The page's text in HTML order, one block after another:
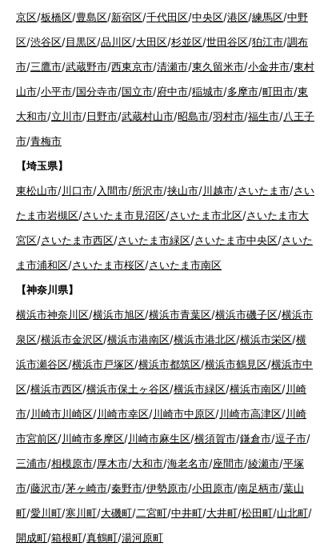
京区/板橋区/豊島区/新宿区/千代田区/中央区/港区/練馬区/中野
区/渋谷区/目黒区/品川区/大田区/杉並区/世田谷区/狛江市/調布
市/三鷹市/武蔵野市/西東京市/清瀬市/東久留米市/小金井市/東村
山市/小平市/国分寺市/国立市/府中市/稲城市/多摩市/町田市/東
大和市/立川市/日野市/武蔵村山市/昭島市/羽村市/福生市/八王子
市/青梅市
【埼玉県】
東松山市/川口市/入間市/所沢市/挟山市/川越市/さいたま市/さい
たま市岩槻区/さいたま市見沼区/さいたま市北区/さいたま市大
宮区/さいたま市西区/さいたま市緑区/さいたま市中央区/さいた
ま市浦和区/さいたま市桜区/さいたま市南区
【神奈川県】
横浜市神奈川区/横浜市旭区/横浜市青葉区/横浜市磯子区/横浜市
泉区/横浜市金沢区/横浜市港南区/横浜市港北区/横浜市栄区/横
浜市瀬谷区/横浜市戸塚区/横浜市都筑区/横浜市鶴見区/横浜市中
区/横浜市西区/横浜市保土ヶ谷区/横浜市緑区/横浜市南区/川崎
市/川崎市川崎区/川崎市幸区/川崎市中原区/川崎市高津区/川崎
市宮前区/川崎市多摩区/川崎市麻生区/横須賀市/鎌倉市/逗子市/
三浦市/相模原市/厚木市/大和市/海老名市/座間市/綾瀬市/平塚
市/藤沢市/茅ヶ崎市/秦野市/伊勢原市/小田原市/南足柄市/葉山
町/愛川町/寒川町/大磯町/二宮町/中井町/大井町/松田町/山北町/
開成町/箱根町/真鶴町/湯河原町